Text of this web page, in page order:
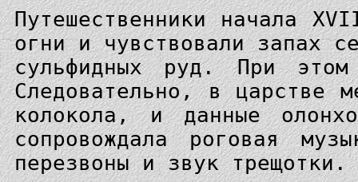
Путешественники начала
огни и чувствовали запах
сульфидных руд. При
Следовательно, в царстве
колокола, и данные
сопровождала роговая
перезвоны и звук трещотки.